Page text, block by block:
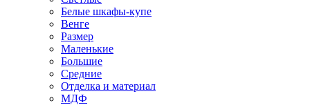
Белые шкафы-купе
Венге
Размер
Маленькие
Большие
Средние
Отделка и материал
МДФ